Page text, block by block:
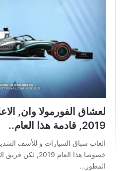
2019, قادمة هذا العام..
العاب سباق السيارات و للأسف
المطور…